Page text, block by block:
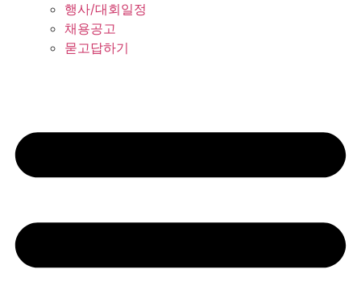
행사/대회일정
채용공고
묻고답하기